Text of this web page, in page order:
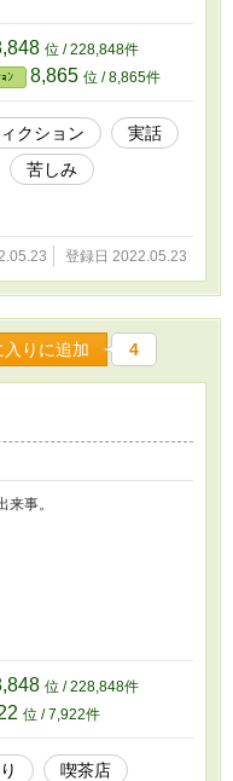
位 / 228,848件
ﾝ 8,865 位 / 8,865件
クション
実話
苦しみ
登録日 2022.05.23
入りに追加 4
事。
位 / 228,848件
位 / 7,922件
喫茶店